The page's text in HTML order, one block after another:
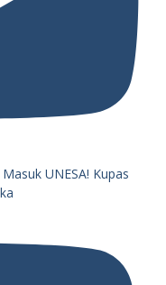
UNESA! Kupas